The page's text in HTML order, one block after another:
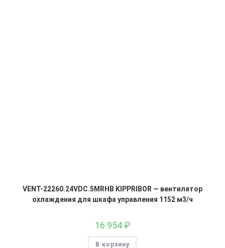
VENT-22260.24VDC.5MRHB KIPPRIBOR — вентилятор
охлаждения для шкафа управления 1152 м3/ч
16 954 ₽
В корзину